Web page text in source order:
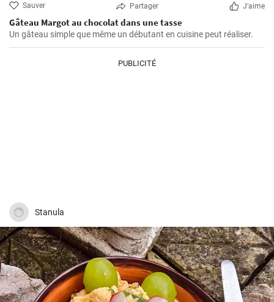
Sauver Partager J'aime
Gâteau Margot au chocolat dans une tasse
Un gâteau simple que même un débutant en cuisine peut réaliser.
PUBLICITÉ
Stanula